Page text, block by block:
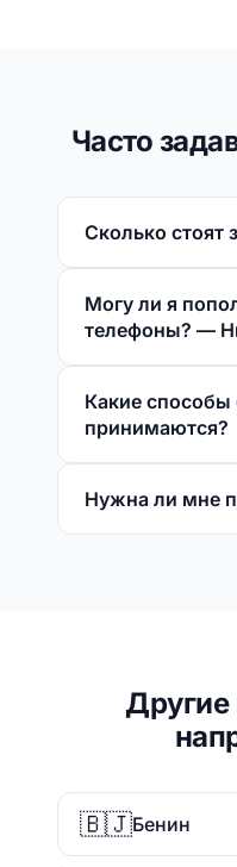
Часто
Сколько стоят
Могу ли я
телефоны? —
Какие способы
принимаются?
Нужна ли мне
Другие
🇧🇯Бенин